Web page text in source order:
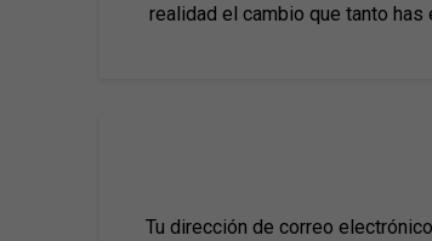
realidad el cambio que tanto has
Tu dirección de correo